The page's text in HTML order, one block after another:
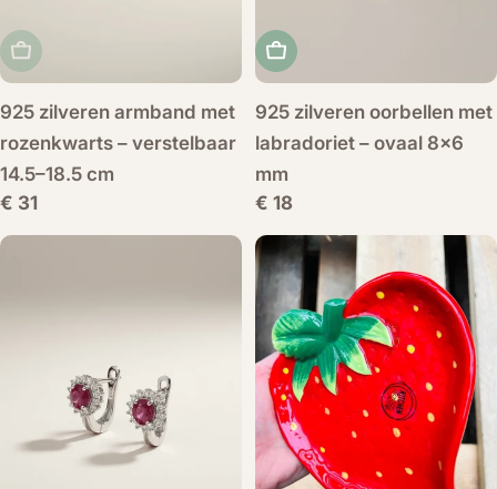
Uitverkocht
925 zilveren armband met
rozenkwarts – verstelbaar
14.5–18.5 cm
Normale
prijs
€ 31
Voeg toe aan
925 zilveren oorbellen met
labradoriet – ovaal 8x6
mm
Normale
prijs
€ 18